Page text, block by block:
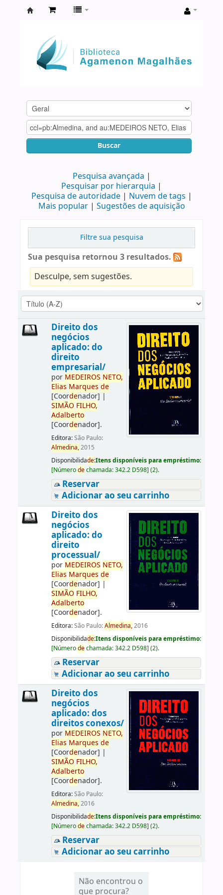
Agamenon
Magalhães
Buscar
Pesquisa avançada
Pesquisar por hierarquia
Pesquisa de autoridade
Nuvem de tags
Mais popular
Sugestões de aquisição
Filtre sua pesquisa
Sua pesquisa retornou 3 resultados.
Desculpe, sem sugestões.
Direito dos
negócios
aplicado: do
direito
empresarial/
por MEDEIROS NETO,
Elias Marques de
[Coordenador] |
SIMÃO FILHO,
Adalberto
[Coordenador].
Editora:São Paulo:
Almedina,2015
Disponibilidade:Itens disponíveis para empréstimo:
[Númerodechamada:342.2 D598] (2).
Reservar
Adicionar ao seu carrinho
Direito dos
negócios
aplicado: do
direito
processual/
por MEDEIROS NETO,
Elias Marques de
[Coordenador] |
SIMÃO FILHO,
Adalberto
[Coordenador].
Editora:São Paulo:Almedina,2016
Disponibilidade:Itens disponíveis para empréstimo:
[Númerodechamada:342.2 D598] (2).
Reservar
Adicionar ao seu carrinho
Direito dos
negócios
aplicado: dos
direitos conexos/
por MEDEIROS NETO,
Elias Marques de
[Coordenador] |
SIMÃO FILHO,
Adalberto
[Coordenador].
Editora:São Paulo:
Almedina,2016
Disponibilidade:Itens disponíveis para empréstimo:
[Númerodechamada:342.2 D598] (2).
Reservar
Adicionar ao seu carrinho
Não encontrou o
que procura?